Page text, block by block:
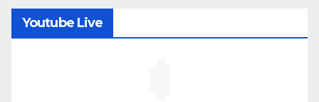
Youtube Live